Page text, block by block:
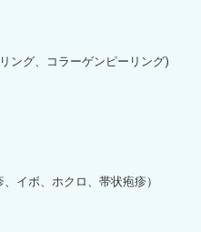
ング、コラーゲンピーリング)
イボ、ホクロ、帯状疱疹）